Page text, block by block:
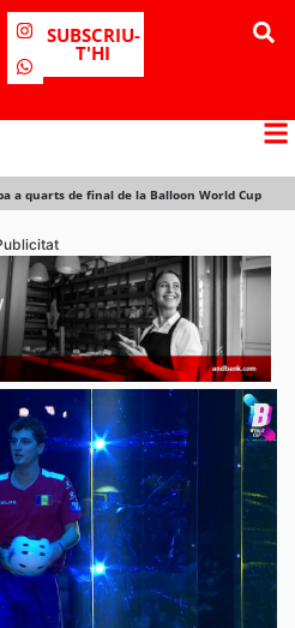
SUBSCRIU-
T'HI
a quarts de final de la Balloon World Cup